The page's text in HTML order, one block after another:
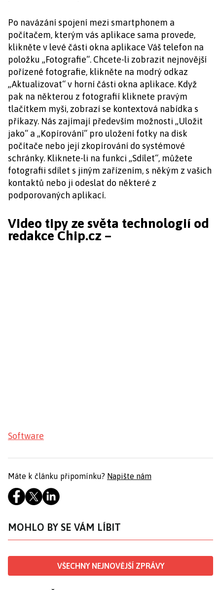
Po navázání spojení mezi smartphonem a
počítačem, kterým vás aplikace sama provede,
klikněte v levé části okna aplikace Váš telefon na
položku „Fotografie“. Chcete-li zobrazit nejnovější
pořízené fotografie, klikněte na modrý odkaz
„Aktualizovat“ v horní části okna aplikace. Když
pak na některou z fotografií kliknete pravým
tlačítkem myši, zobrazí se kontextová nabídka s
příkazy. Nás zajímají především možnosti „Uložit
jako“ a „Kopírování“ pro uložení fotky na disk
počítače nebo její zkopírování do systémové
schránky. Kliknete-li na funkci „Sdílet“, můžete
fotografii sdílet s jiným zařízením, s někým z vašich
kontaktů nebo ji odeslat do některé z
podporovaných aplikací.
Video tipy ze světa technologií od
redakce Chip.cz –
Software
Máte k článku připomínku? Napište nám
MOHLO BY SE VÁM LÍBIT
VŠECHNY NEJNOVĚJŠÍ ZPRÁVY